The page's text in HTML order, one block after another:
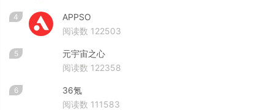
4
APPSO
阅读数 122503
5
元宇宙之心
阅读数 122358
6
36氪
阅读数 111583